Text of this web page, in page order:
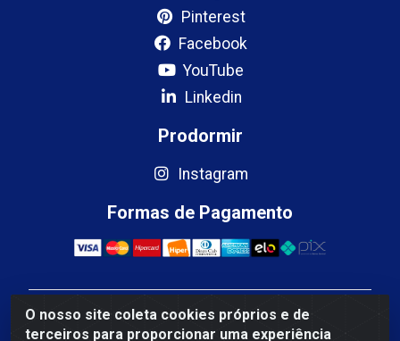
O nosso site coleta cookies próprios e de
terceiros para proporcionar uma experiência
Pinterest
Facebook
YouTube
Linkedin
Prodormir
Instagram
Formas de Pagamento
Mercosul Espumas Industriais LTDA - Rua 13, SN,
Quadra009 Lote 0007 - Polo Empresarial Goias - Etapa